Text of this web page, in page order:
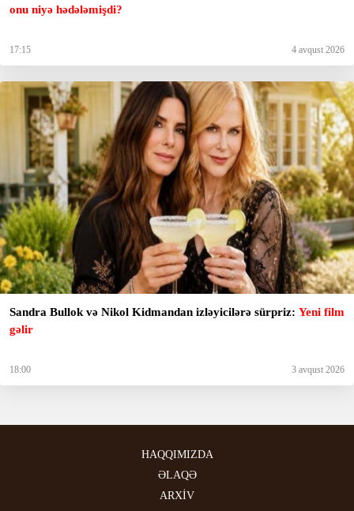
onu niyə hədələmişdi?
17:15 4 avqust 2026
Sandra Bullok və Nikol Kidmandan izləyicilərə sürpriz: Yeni film
gəlir
18:00 3 avqust 2026
HAQQIMIZDA
ƏLAQƏ
ARXİV